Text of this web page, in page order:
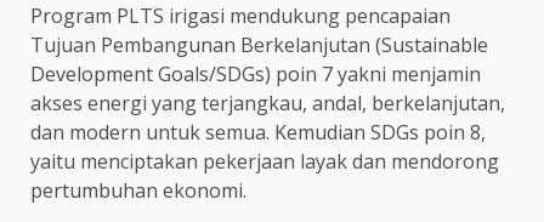
Program PLTS irigasi mendukung pencapaian
Tujuan Pembangunan Berkelanjutan (Sustainable
Development Goals/SDGs) poin 7 yakni menjamin
akses energi yang terjangkau, andal, berkelanjutan,
dan modern untuk semua. Kemudian SDGs poin 8,
yaitu menciptakan pekerjaan layak dan mendorong
pertumbuhan ekonomi.